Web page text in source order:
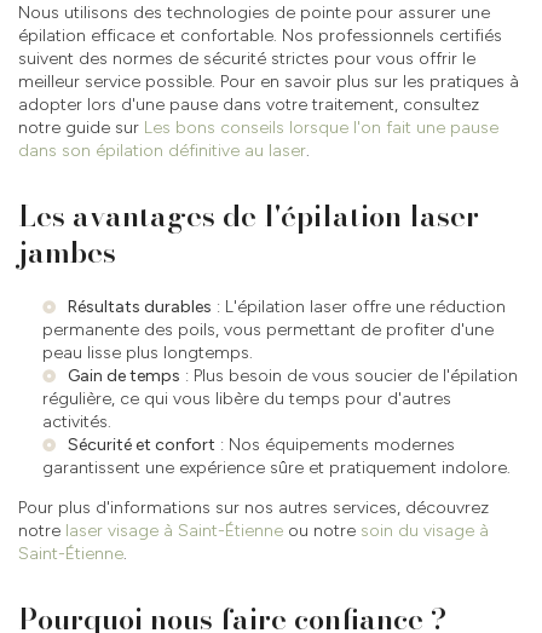
Nous utilisons des technologies de pointe pour assurer une
épilation efficace et confortable. Nos professionnels certifiés
suivent des normes de sécurité strictes pour vous offrir le
meilleur service possible. Pour en savoir plus sur les pratiques à
adopter lors d'une pause dans votre traitement, consultez
notre guide sur Les bons conseils lorsque l'on fait une pause
dans son épilation définitive au laser.
Les avantages de l'épilation laser
jambes
Résultats durables : L'épilation laser offre une réduction
permanente des poils, vous permettant de profiter d'une
peau lisse plus longtemps.
Gain de temps : Plus besoin de vous soucier de l'épilation
régulière, ce qui vous libère du temps pour d'autres
activités.
Sécurité et confort : Nos équipements modernes
garantissent une expérience sûre et pratiquement indolore.
Pour plus d'informations sur nos autres services, découvrez
notre laser visage à Saint-Étienne ou notre soin du visage à
Saint-Étienne.
Pourquoi nous faire confiance ?